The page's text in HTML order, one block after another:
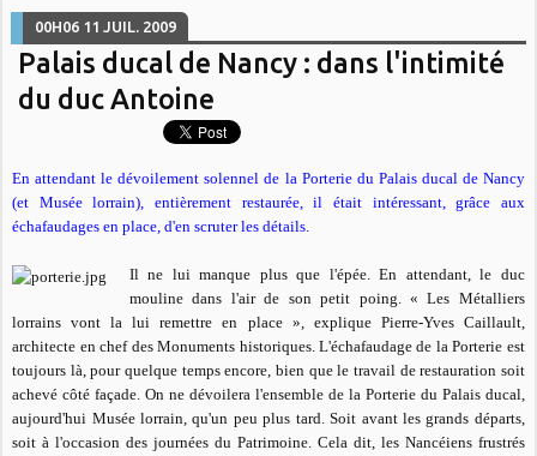
00H06 11 JUIL. 2009
Palais ducal de Nancy : dans l'intimité
du duc Antoine
En attendant le dévoilement solennel de la Porterie du Palais ducal de Nancy
(et Musée lorrain), entièrement restaurée, il était intéressant, grâce aux
échafaudages en place, d'en scruter les détails.
Il ne lui manque plus que l'épée. En attendant, le duc
mouline dans l'air de son petit poing. «Les Métalliers
lorrains vont la lui remettre en place », explique Pierre-Yves Caillault,
architecte en chef des Monuments historiques. L'échafaudage de la Porterie est
toujours là, pour quelque temps encore, bien que le travail de restauration soit
achevé côté façade. On ne dévoilera l'ensemble de la Porterie du Palais ducal,
aujourd'hui Musée lorrain, qu'un peu plus tard. Soit avant les grands départs,
soit à l'occasion des journées du Patrimoine. Cela dit, les Nancéiens frustrés